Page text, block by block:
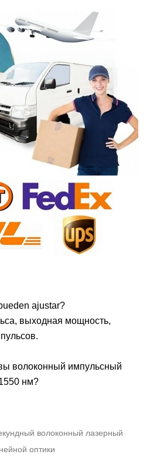
ajustar?
выходная мощность,
волоконный импульсный
нм?
волоконный лазерный
оптики